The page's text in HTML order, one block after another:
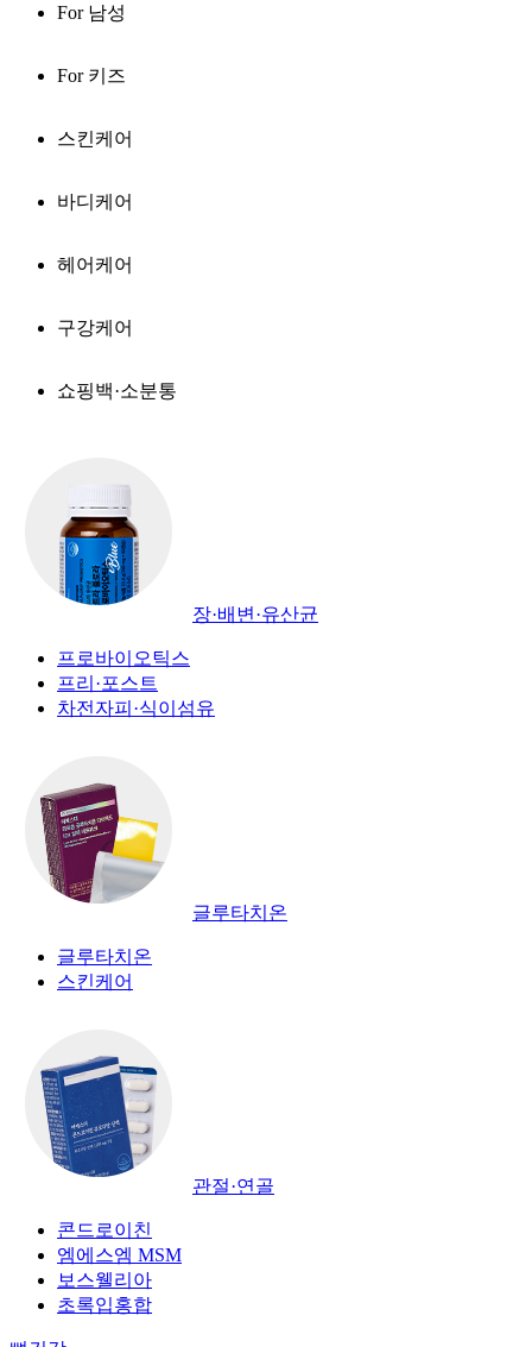
For 남성
For 키즈
스킨케어
바디케어
헤어케어
구강케어
쇼핑백·소분통
장·배변·유산균
프로바이오틱스
프리·포스트
차전자피·식이섬유
글루타치온
글루타치온
스킨케어
관절·연골
콘드로이친
엠에스엠 MSM
보스웰리아
초록입홍합